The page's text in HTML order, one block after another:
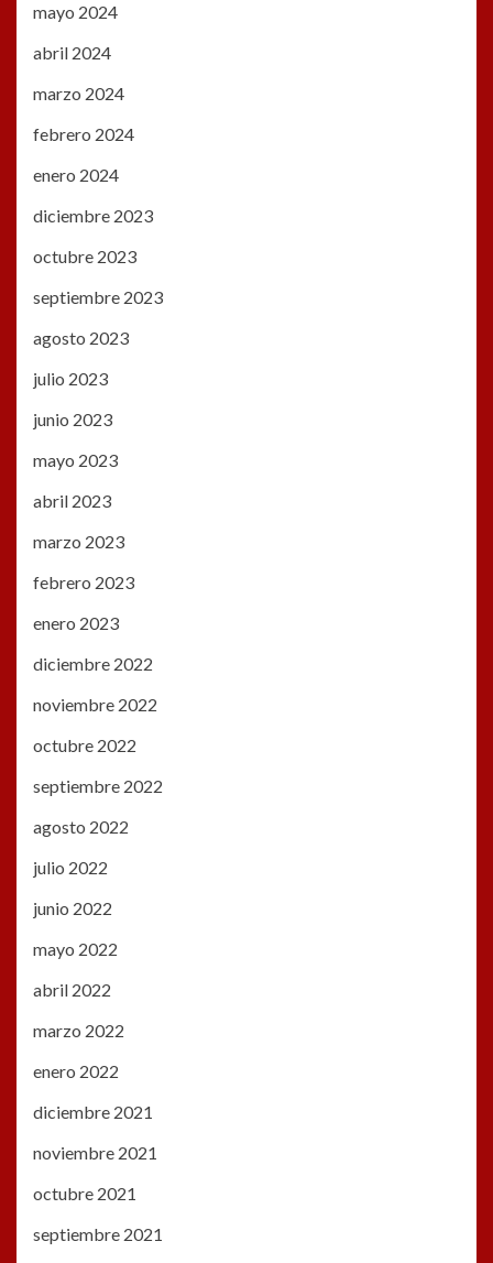
mayo 2024
abril 2024
marzo 2024
febrero 2024
enero 2024
diciembre 2023
octubre 2023
septiembre 2023
agosto 2023
julio 2023
junio 2023
mayo 2023
abril 2023
marzo 2023
febrero 2023
enero 2023
diciembre 2022
noviembre 2022
octubre 2022
septiembre 2022
agosto 2022
julio 2022
junio 2022
mayo 2022
abril 2022
marzo 2022
enero 2022
diciembre 2021
noviembre 2021
octubre 2021
septiembre 2021